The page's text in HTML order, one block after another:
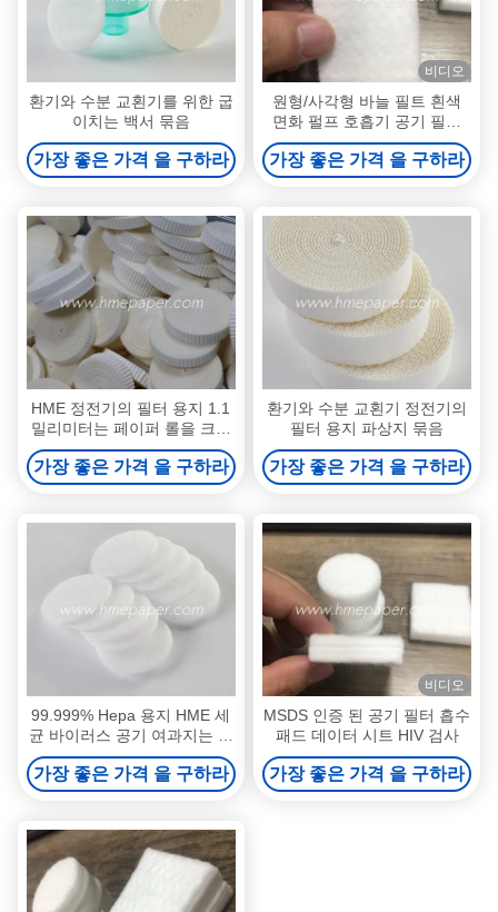
환기와 수분 교횐기를 위한 굽
이치는 백서 묶음
가장 좋은 가격 을 구하라
비디오
원형/사각형 바늘 필트 흰색
면화 펄프 호흡기 공기 필터
HIV 검사기
가장 좋은 가격 을 구하라
HME 정전기의 필터 용지 1.1
밀리미터는 페이퍼 롤을 크레
이프로 덮습니다
가장 좋은 가격 을 구하라
환기와 수분 교횐기 정전기의
필터 용지 파상지 묶음
가장 좋은 가격 을 구하라
99.999% Hepa 용지 HME 세
균 바이러스 공기 여과지는 옵
니다
가장 좋은 가격 을 구하라
비디오
MSDS 인증 된 공기 필터 흡수
패드 데이터 시트 HIV 검사
가장 좋은 가격 을 구하라